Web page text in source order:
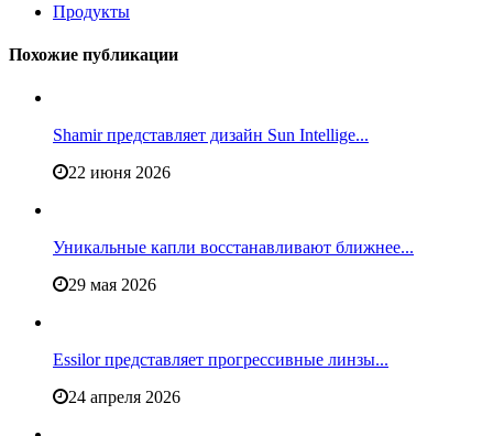
Продукты
Похожие публикации
Shamir представляет дизайн Sun Intellige...
22 июня 2026
Уникальные капли восстанавливают ближнее...
29 мая 2026
Essilor представляет прогрессивные линзы...
24 апреля 2026